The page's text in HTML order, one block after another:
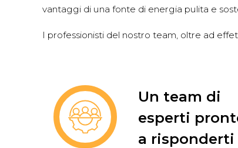
vantaggi di una fonte di energia pulita e
I professionisti del nostro team, oltre ad
Un team di
esperti
a risponderti